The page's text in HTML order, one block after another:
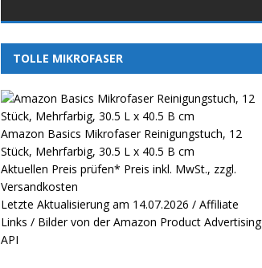
TOLLE MIKROFASER
Amazon Basics Mikrofaser Reinigungstuch, 12
Stück, Mehrfarbig, 30.5 L x 40.5 B cm
Aktuellen Preis prüfen* Preis inkl. MwSt., zzgl.
Versandkosten
Letzte Aktualisierung am 14.07.2026 / Affiliate
Links / Bilder von der Amazon Product Advertising
API